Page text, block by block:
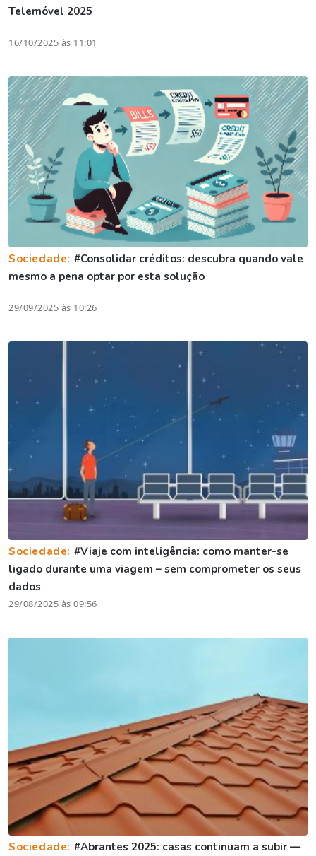
Telemóvel 2025
16/10/2025 às 11:01
Sociedade: #Consolidar créditos: descubra quando vale
mesmo a pena optar por esta solução
29/09/2025 às 10:26
Sociedade: #Viaje com inteligência: como manter-se
ligado durante uma viagem – sem comprometer os seus
dados
29/08/2025 às 09:56
Sociedade: #Abrantes 2025: casas continuam a subir —